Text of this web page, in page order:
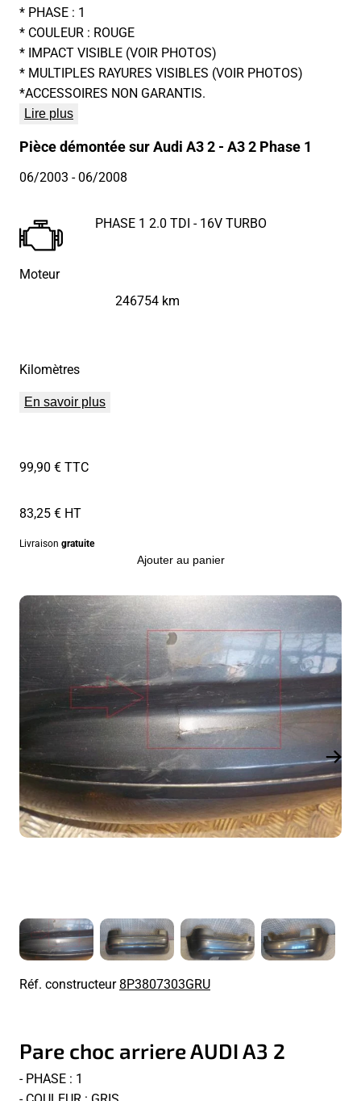
* PHASE : 1
* COULEUR : ROUGE
* IMPACT VISIBLE (VOIR PHOTOS)
* MULTIPLES RAYURES VISIBLES (VOIR PHOTOS)
*ACCESSOIRES NON GARANTIS.
Lire plus
Pièce démontée sur Audi A3 2 - A3 2 Phase 1
06/2003 - 06/2008
Moteur
PHASE 1 2.0 TDI - 16V TURBO
Kilomètres
246754 km
En savoir plus
99,90 € TTC
83,25 € HT
Livraison gratuite
Ajouter au panier
Réf. constructeur8P3807303GRU
Pare choc arriere AUDI A3 2
- PHASE : 1